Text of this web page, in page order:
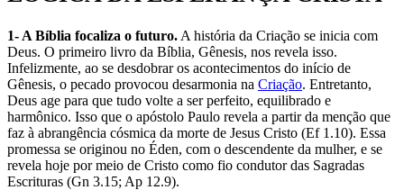
1- A Bíblia focaliza o futuro. A história da Criação se inicia com
Deus. O primeiro livro da Bíblia, Gênesis, nos revela isso.
Infelizmente, ao se desdobrar os acontecimentos do início de
Gênesis, o pecado provocou desarmonia na Criação. Entretanto,
Deus age para que tudo volte a ser perfeito, equilibrado e
harmônico. Isso que o apóstolo Paulo revela a partir da menção que
faz à abrangência cósmica da morte de Jesus Cristo (Ef 1.10). Essa
promessa se originou no Éden, com o descendente da mulher, e se
revela hoje por meio de Cristo como fio condutor das Sagradas
Escrituras (Gn 3.15; Ap 12.9).